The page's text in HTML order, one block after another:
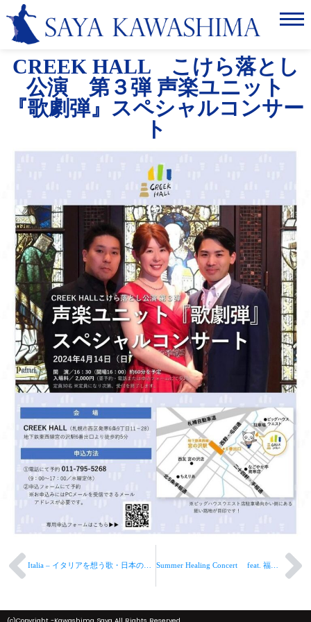
Home
ABOUT
SCHEDULE
LISTEN&WATCH
CONTACT
CREEK HALL こけら落とし
公演 第３弾 声楽ユニット
『歌劇弾』スペシャルコンサー
ト
Summer Healing Concert feat. 福由樹子
(c)Copyright -Kawashima Saya All Rights Reserved.